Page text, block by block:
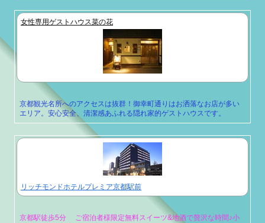
女性専用ゲストハウス菜の花
京都観光名所へのアクセスは抜群！御幸町通りはお洒落なお店が多い
エリア。安心安全、清潔感あふれる隠れ家的ゲストハウスです。
リッチモンドホテルプレミア京都駅前
京都駅徒歩5分 ご宿泊者様限定無料スイーツ&地酒で贅沢な時間♪小